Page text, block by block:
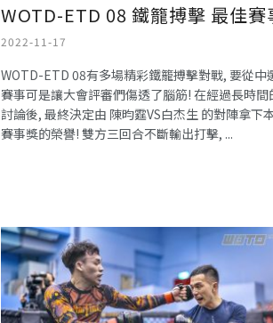
WOTD-ETD 08 鐵籠搏擊 最佳賽
2022-11-17
WOTD-ETD 08有多場精彩鐵籠搏擊對戰, 要從中
賽事可是讓大會評審們傷透了腦筋! 在經過長時間
討論後, 最終決定由 陳昀霆VS白杰生 的對陣拿下
賽事獎的榮譽! 雙方三回合不斷輸出打擊, ...